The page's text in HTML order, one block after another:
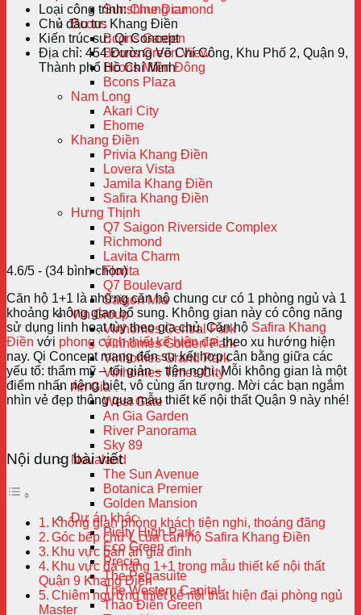
Sunshine Diamond
Bcons
Bcons Garden
Bcons Green View
Bcons Miền Đông
Bcons Plaza
Nam Long
Akari City
Ehome
Khang Điền
Privia Khang Điền
Lovera Vista
Jamila Khang Điền
Safira Khang Điền
Hưng Thịnh
Q7 Saigon Riverside Complex
Richmond
Lavita Charm
Florita
Q7 Boulevard
Saigon Mia
Vin Group
Vinhomes Central Park
Vinhomes Golden Park
Vinhomes Grand Park
Vinhomes Times City
An Gia
West Gate
An Gia Garden
River Panorama
Sky 89
Novaland
The Sun Avenue
Botanica Premier
Golden Mansion
Dự án khác
Picity High Park
Eco Green
Precia
The Pegasuite
The Western Capital
Thảo Điền Green
Loại công trình:Chung cư
Chủ đầu tư: Khang Điền
Kiến trúc sư:Qi Concept
Địa chỉ: 454 Đường Võ Chí Công, Khu Phố 2, Quận 9,
Thành phố Hồ Chí Minh
4.6/5 - (34 bình chọn)
Căn hộ 1+1 là những căn hộ chung cư có 1 phòng ngủ và 1
khoảng không gian bổ sung. Không gian này có công năng
sử dụng linh hoạt tùy theo gia chủ. Căn hộ Safira Khang
Điền với phong cách thiết kế hiện đạitheo xu hướng hiện
nay. Qi Concept mang đến sự kết hợp cân bằng giữa các
yếu tố: thẩm mỹ – tối giản – tiện nghi. Mỗi không gian là một
điểm nhấn riêng biệt, vô cùng ấn tượng. Mời các bạn ngắm
nhìn vẻ đẹp thông qua mẫu thiết kế nội thất Quận 9 này nhé!
Nội dung bài viết
Không gian phòng khách tiện nghi, thoáng đãng
Góc bếp chữ L của căn hộ Safira Khang Điền
Khu vực bàn ăn gia đình
Khu vực đa năng 1+1 trong mẫu thiết kế nội thất
Quận 9 Khang Điền
Chiêm ngưỡng thiết kế nội thất hiện đại phòng ngủ
Master